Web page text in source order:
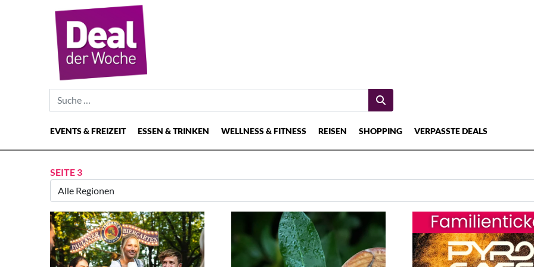
Suche nach:
Hauptnavigation
EVENTS & FREIZEIT ESSEN & TRINKEN WELLNESS & FITNESS REISEN SHOPPING VERPASSTE DEALS
SEITE 3